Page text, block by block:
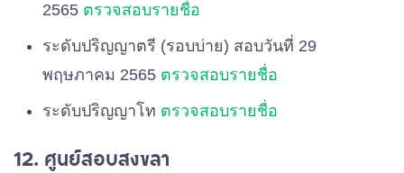
2565 ตรวจสอบรายชื่อ
ระดับปริญญาตรี (รอบบ่าย) สอบวันที่ 29
พฤษภาคม 2565 ตรวจสอบรายชื่อ
ระดับปริญญาโท ตรวจสอบรายชื่อ
12. ศูนย์สอบสงขลา